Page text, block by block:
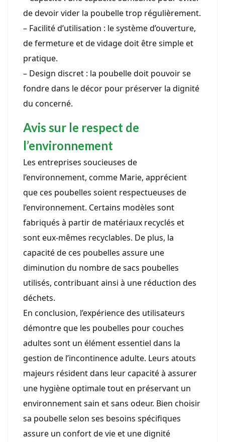
de devoir vider la poubelle trop régulièrement.
– Facilité d’utilisation : le système d’ouverture,
de fermeture et de vidage doit être simple et
pratique.
– Design discret : la poubelle doit pouvoir se
fondre dans le décor pour préserver la dignité
du concerné.
Avis sur le respect de
l’environnement
Les entreprises soucieuses de
l’environnement, comme Marie, apprécient
que ces poubelles soient respectueuses de
l’environnement. Certains modèles sont
fabriqués à partir de matériaux recyclés et
sont eux-mêmes recyclables. De plus, la
capacité de ces poubelles assure une
diminution du nombre de sacs poubelles
utilisés, contribuant ainsi à une réduction des
déchets.
En conclusion, l’expérience des utilisateurs
démontre que les poubelles pour couches
adultes sont un élément essentiel dans la
gestion de l’incontinence adulte. Leurs atouts
majeurs résident dans leur capacité à assurer
une hygiène optimale tout en préservant un
environnement sain et sans odeur. Bien choisir
sa poubelle selon ses besoins spécifiques
assure un confort de vie et une dignité